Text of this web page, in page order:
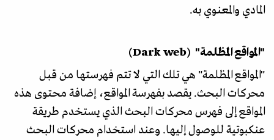
المادي والمعنوي به.
"المواقع المظلمة" (Dark web)
"المواقع المظلمة" هي تلك التي لا تتم فهرستها من قبل
محركات البحث. يقصد بفهرسة المواقع، إضافة محتوى هذه
المواقع إلى فهرس محركات البحث الذي يستخدم طريقة
عنكبوتية للوصول إليها. وعند استخدام محركات البحث